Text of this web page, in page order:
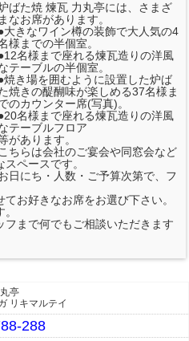
ばた焼 煉瓦 力丸亭には、さまざ
まなお席があります。
大きなワイン樽の装飾で大人気の4
様までの半個室。
名様まで座れる煉瓦造りの洋風
テーブルの半個室。
焼き場を囲むように設置した炉ば
焼きの醍醐味が楽しめる37名様ま
のカウンター席(写真)。
名様まで座れる煉瓦造りの洋風
テーブルフロア
があります。
こちらは会社のご宴会や同窓会など
ペースです。
日にち・人数・ご予算次第で、フ
お好きなお席をお選び下さい。
まで何でもご相談いただきます
亭
リキマルテイ
288